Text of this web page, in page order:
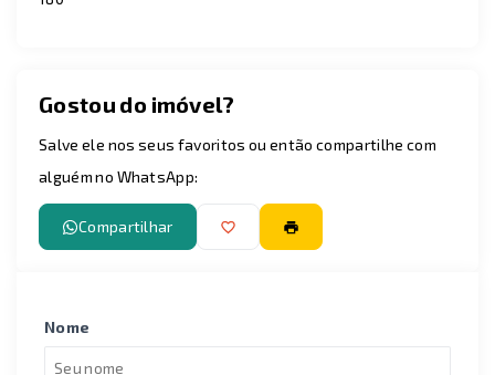
Gostou do imóvel?
Salve ele nos seus favoritos ou então compartilhe com
alguém no WhatsApp:
Compartilhar
Nome